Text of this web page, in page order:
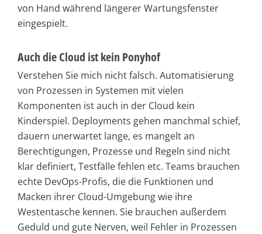
von Hand während längerer Wartungsfenster
eingespielt.
Auch die Cloud ist kein Ponyhof
Verstehen Sie mich nicht falsch. Automatisierung
von Prozessen in Systemen mit vielen
Komponenten ist auch in der Cloud kein
Kinderspiel. Deployments gehen manchmal schief,
dauern unerwartet lange, es mangelt an
Berechtigungen, Prozesse und Regeln sind nicht
klar definiert, Testfälle fehlen etc. Teams brauchen
echte DevOps-Profis, die die Funktionen und
Macken ihrer Cloud-Umgebung wie ihre
Westentasche kennen. Sie brauchen außerdem
Geduld und gute Nerven, weil Fehler in Prozessen